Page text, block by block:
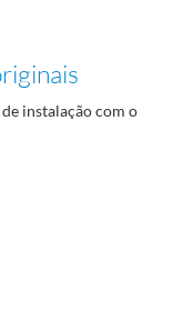
instalação com o